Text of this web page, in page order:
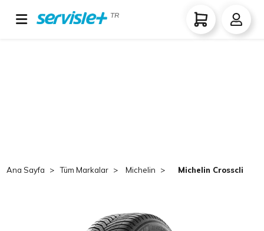
TR
Ana Sayfa Tüm Markalar Michelin Michelin